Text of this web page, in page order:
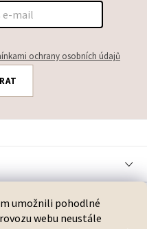
umožnili pohodlné
webu neustále
ochrany osobních údajů